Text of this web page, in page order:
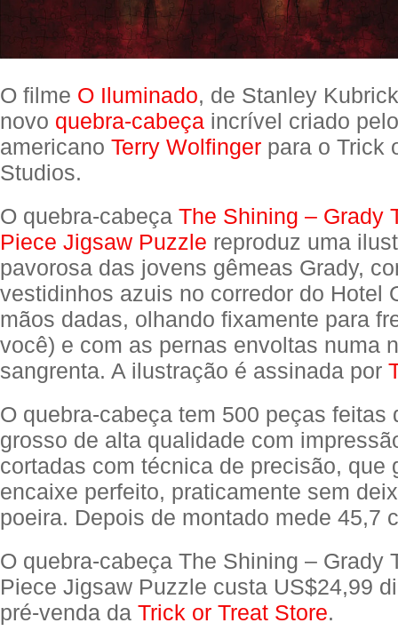
O filme O Iluminado, de Stanley
novo quebra-cabeça incrível criado
americano Terry Wolfinger para o Trick
Studios.
O quebra-cabeça The Shining – Grady
Piece Jigsaw Puzzle reproduz uma
pavorosa das jovens gêmeas Grady,
vestidinhos azuis no corredor do Hotel
mãos dadas, olhando fixamente para
você) e com as pernas envoltas numa
sangrenta. A ilustração é assinada por
O quebra-cabeça tem 500 peças feitas
grosso de alta qualidade com
cortadas com técnica de precisão, que
encaixe perfeito, praticamente sem
poeira. Depois de montado mede 45,7
O quebra-cabeça The Shining – Grady
Piece Jigsaw Puzzle custa US$24,99
pré-venda da Trick or Treat Store.